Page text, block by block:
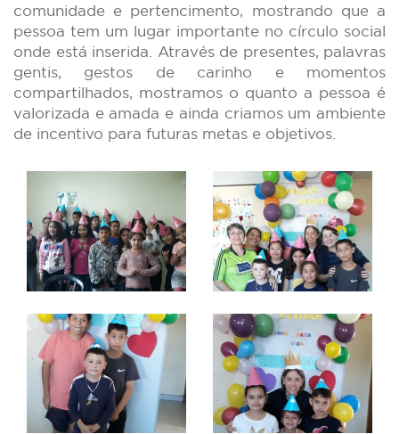
comunidade e pertencimento, mostrando que a
pessoa tem um lugar importante no círculo social
onde está inserida. Através de presentes, palavras
gentis, gestos de carinho e momentos
compartilhados, mostramos o quanto a pessoa é
valorizada e amada e ainda criamos um ambiente
de incentivo para futuras metas e objetivos.